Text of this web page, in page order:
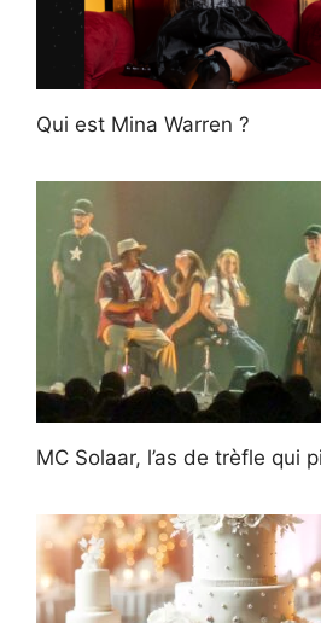
Qui est Mina Warren ?
MC Solaar, l’as de trèfle qui